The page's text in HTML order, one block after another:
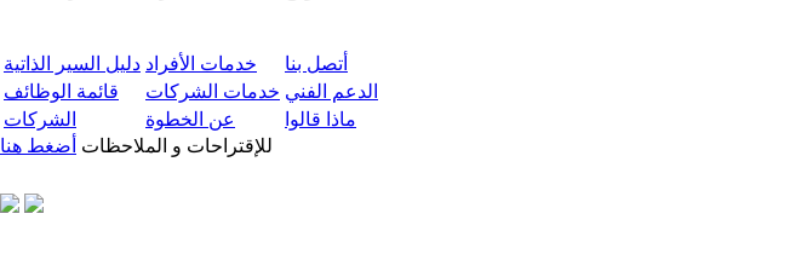
دليل السير الذاتية خدمات الأفراد
أتصل بنا
قائمة الوظائف
خدمات الشركات الدعم الفني
الشركات
عن الخطوة
ماذا قالوا
للإقتراحات و الملاحظات أضغط هنا